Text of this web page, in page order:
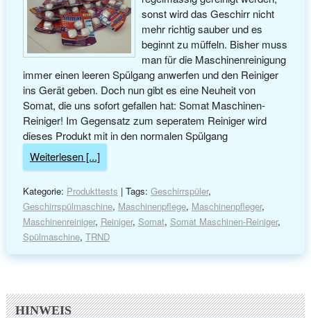
sonst wird das Geschirr nicht
mehr richtig sauber und es
beginnt zu müffeln. Bisher muss
man für die Maschinenreinigung
immer einen leeren Spülgang anwerfen und den Reiniger
ins Gerät geben. Doch nun gibt es eine Neuheit von
Somat, die uns sofort gefallen hat: Somat Maschinen-
Reiniger! Im Gegensatz zum seperatem Reiniger wird
dieses Produkt mit in den normalen Spülgang
Weiterlesen [...]
Kategorie: Produkttests | Tags: Geschirrspüler,
Geschirrspülmaschine, Maschinenpflege, Maschinenpfleger,
Maschinenreiniger, Reiniger, Somat, Somat Maschinen-Reiniger,
Spülmaschine, TRND
HINWEIS